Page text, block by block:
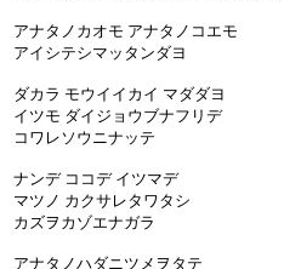
アナタノカオモ アナタノコエモ
アイシテシマッタンダヨ
ダカラ モウイイカイ マダダヨ
イツモ ダイジョウブナフリデ
コワレソウニナッテ
ナンデ ココデ イツマデ
マツノ カクサレタワタシ
カズヲカゾエナガラ
アナタノハダニツメヲタテ